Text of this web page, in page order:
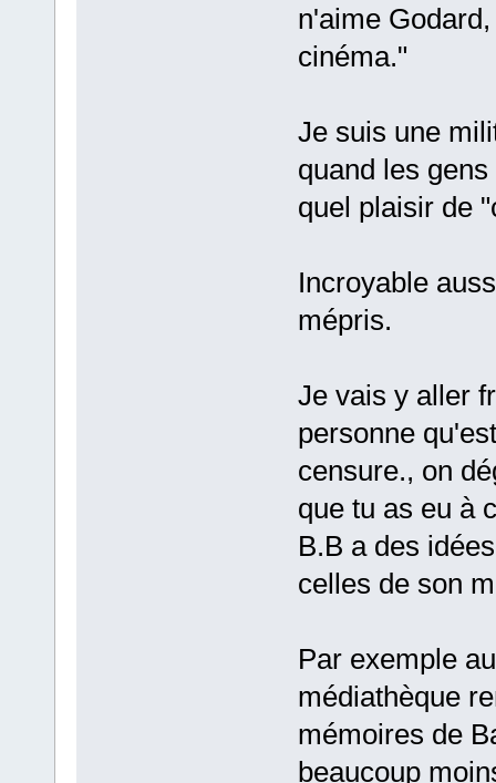
n'aime
cinéma."
Je suis une
quand les
quel plaisir de
Incroyable
mépris.
Je vais y aller
personne
censure., on
que tu as eu à
B.B a des
celles de son
Par exemple
médiathèque
mémoires de
beaucoup